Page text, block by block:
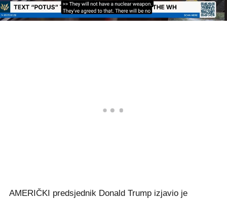
AMERIČKI predsjednik Donald Trump izjavio je